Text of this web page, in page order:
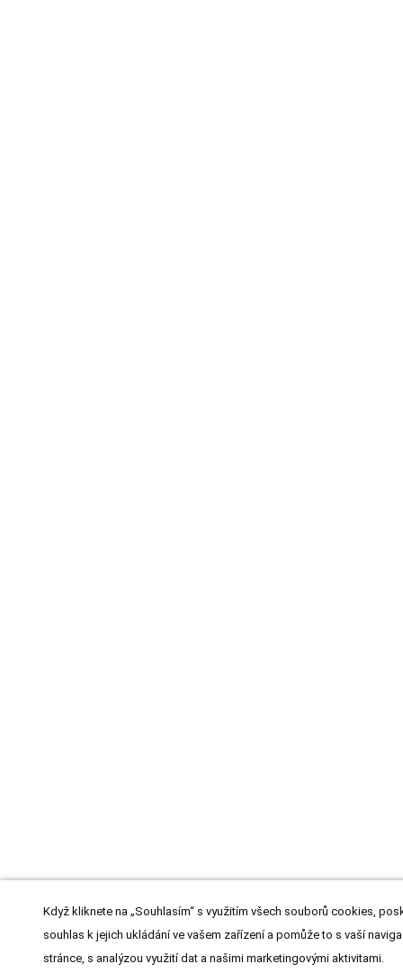
Když kliknete na „Souhlasím“ s využitím všech souborů cookies,
souhlas k jejich ukládání ve vašem zařízení a pomůže to s vaší
stránce, s analýzou využití dat a našimi marketingovými aktivitami.